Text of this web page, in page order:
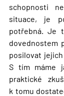
schopnosti
situace, je
potřebná. Je
dovednostem
posilovat
S tím máme
praktické
k tomu